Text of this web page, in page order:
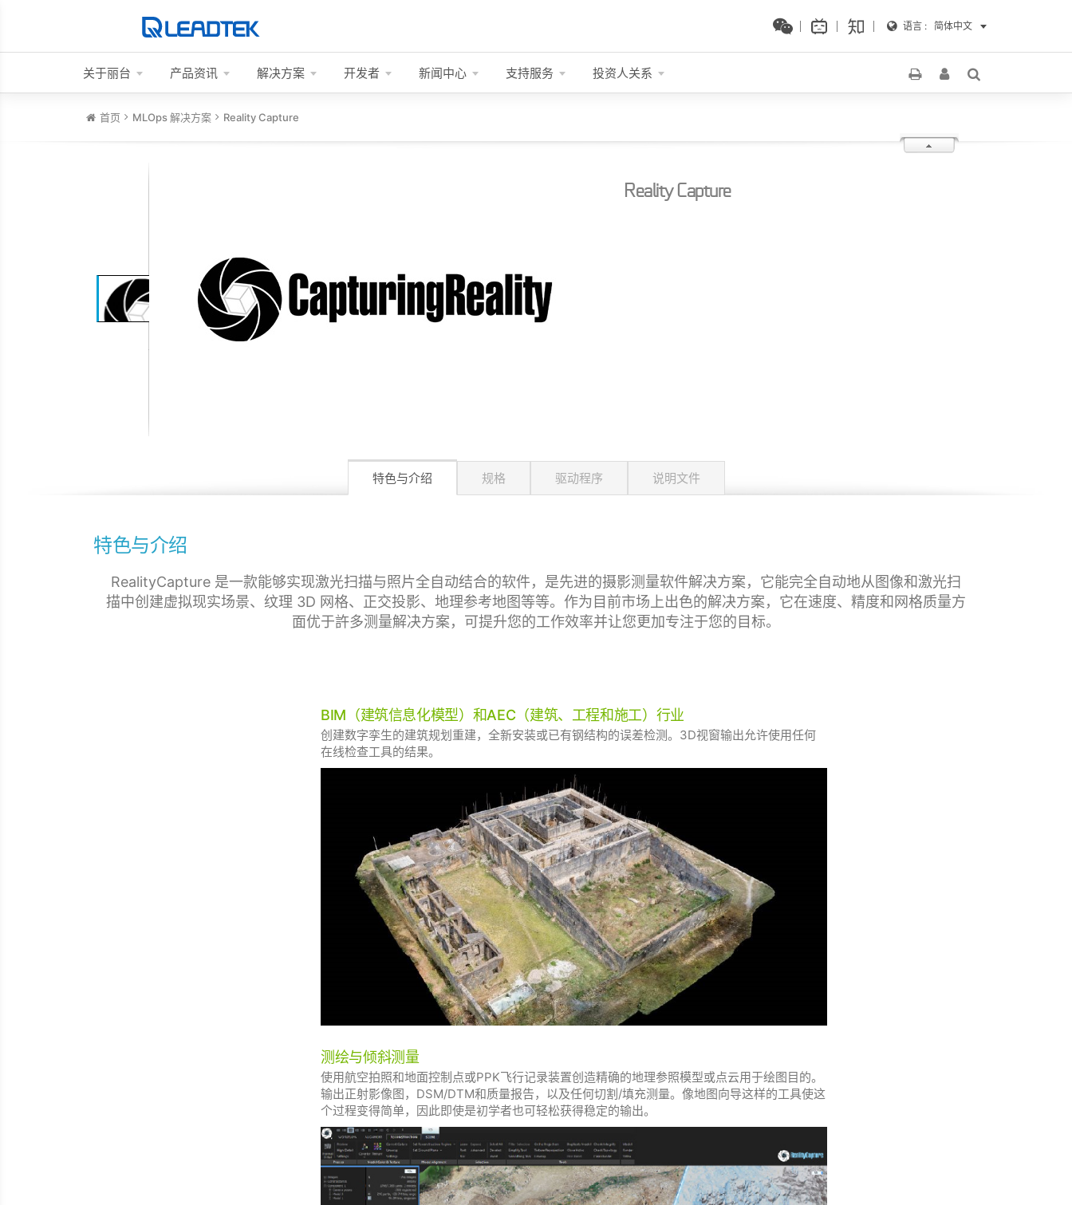
语言 : 简体中文
关于丽台 产品资讯 解决方案 开发者 新闻中心 支持服务 投资人关系
首页 MLOps 解决方案 Reality Capture
Reality Capture
特色与介绍 规格 驱动程序 说明文件
特色与介绍
RealityCapture 是一款能够实现激光扫描与照片全自动结合的软件，是先进的摄影测量软件解决方案，它能完全自动地从图像和激光扫
描中创建虚拟现实场景、纹理 3D 网格、正交投影、地理参考地图等等。作为目前市场上出色的解决方案，它在速度、精度和网格质量方
面优于許多测量解决方案，可提升您的工作效率并让您更加专注于您的目标。
BIM（建筑信息化模型）和AEC（建筑、工程和施工）行业
创建数字孪生的建筑规划重建，全新安装或已有钢结构的误差检测。3D视窗输出允许使用任何
在线检查工具的结果。
测绘与倾斜测量
使用航空拍照和地面控制点或PPK飞行记录装置创造精确的地理参照模型或点云用于绘图目的。
输出正射影像图，DSM/DTM和质量报告，以及任何切割/填充测量。像地图向导这样的工具使这
个过程变得简单，因此即使是初学者也可轻松获得稳定的输出。